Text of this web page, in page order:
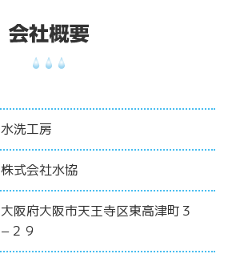
水洗工房
株式会社水協
大阪府大阪市天王寺区東高津町３
−２９